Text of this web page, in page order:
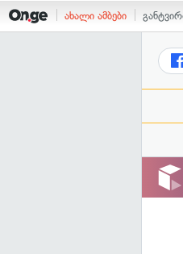
ახალი ამბები